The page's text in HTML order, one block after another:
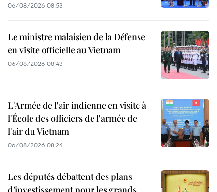
06/08/2026 08:53
Le ministre malaisien de la Défense
en visite officielle au Vietnam
06/08/2026 08:43
L'Armée de l'air indienne en visite à
l'École des officiers de l'armée de
l'air du Vietnam
06/08/2026 08:24
Les députés débattent des plans